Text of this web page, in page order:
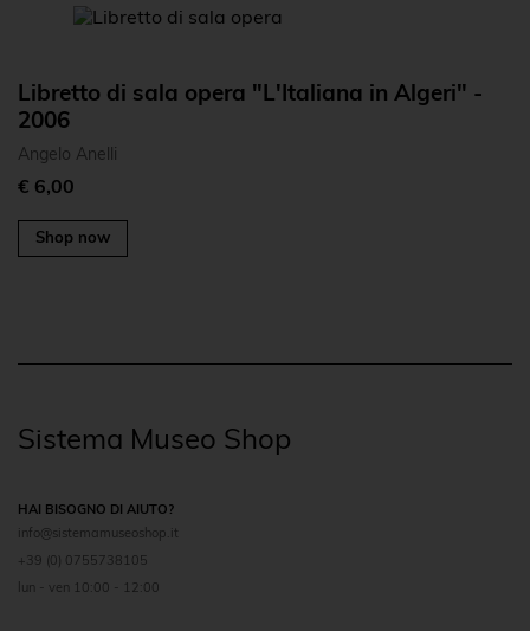
Libretto di sala opera "L'Italiana in Algeri" -
2006
Angelo Anelli
€ 6,00
Shop now
Sistema Museo Shop
HAI BISOGNO DI AIUTO?
info@sistemamuseoshop.it
+39 (0) 0755738105
lun - ven 10:00 - 12:00